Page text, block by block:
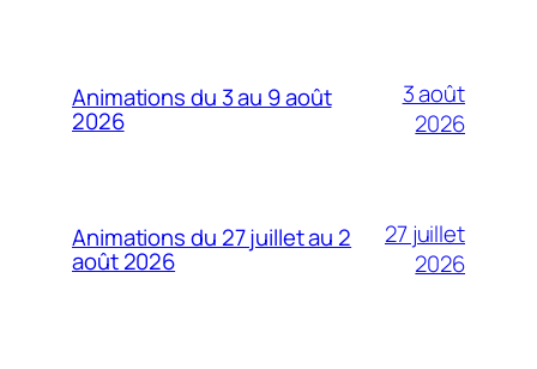
Animations du 3 au 9 août
2026
3 août
2026
Animations du 27 juillet au 2
août 2026
27 juillet
2026